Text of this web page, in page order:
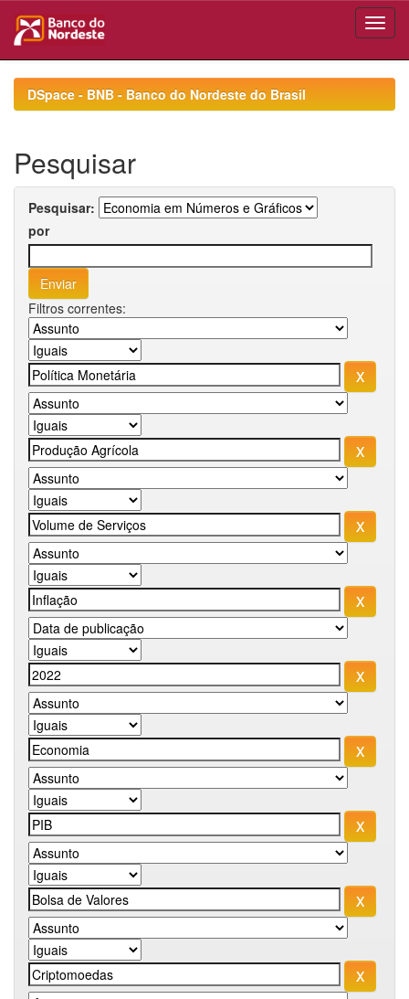
navigationDSpace - BNB - Banco do Nordeste do Brasil
Pesquisar
Pesquisar:
por
Filtros correntes: